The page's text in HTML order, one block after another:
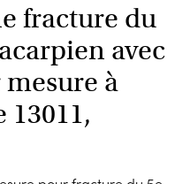
fracture du
avec
à